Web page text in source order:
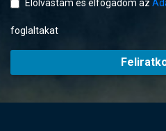
Elolvastam és elfogadom az
foglaltakat